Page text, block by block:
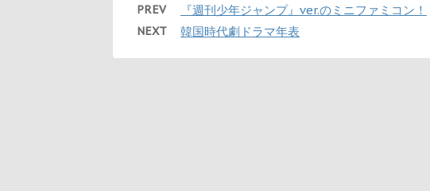
PREV 『週刊少年ジャンプ』ver.のミニファミコン！
NEXT 韓国時代劇ドラマ年表